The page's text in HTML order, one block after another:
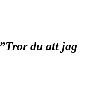
”Tror du att jag